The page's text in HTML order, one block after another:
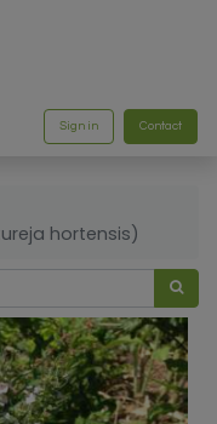
Sign in Contact
hortensis)